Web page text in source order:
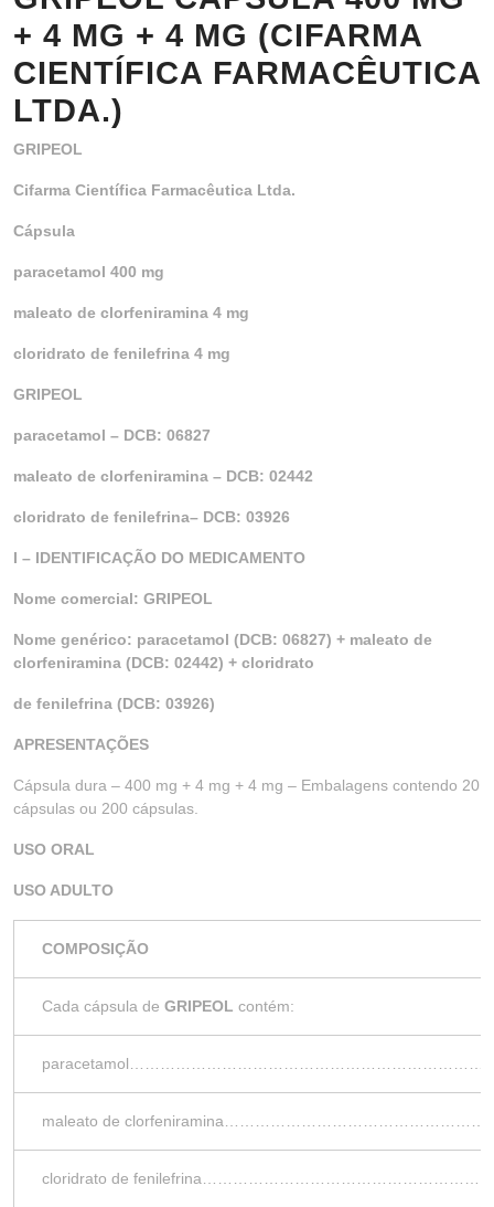
+ 4 MG + 4 MG (CIFARMA
CIENTÍFICA FARMACÊUTICA
LTDA.)
GRIPEOL
Cifarma Científica Farmacêutica Ltda.
Cápsula
paracetamol 400 mg
maleato de clorfeniramina 4 mg
cloridrato de fenilefrina 4 mg
GRIPEOL
paracetamol – DCB: 06827
maleato de clorfeniramina – DCB: 02442
cloridrato de fenilefrina– DCB: 03926
I – IDENTIFICAÇÃO DO MEDICAMENTO
Nome comercial: GRIPEOL
Nome genérico: paracetamol (DCB: 06827) + maleato de
clorfeniramina (DCB: 02442) + cloridrato
de fenilefrina (DCB: 03926)
APRESENTAÇÕES
Cápsula dura – 400 mg + 4 mg + 4 mg – Embalagens contendo 20
cápsulas ou 200 cápsulas.
USO ORAL
USO ADULTO
COMPOSIÇÃO
Cada cápsula de GRIPEOL contém:
maleato de
cloridrato de